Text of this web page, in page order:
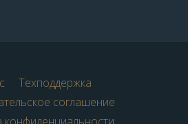
Техподдержка
соглашение